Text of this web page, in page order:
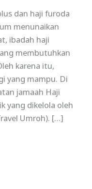
dan haji furoda
menunaikan
ibadah haji
membutuhkan
karena itu,
yang mampu. Di
jamaah Haji
yang dikelola oleh
Umroh). […]